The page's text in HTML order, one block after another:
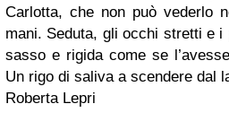
Carlotta, che non può vederlo
mani. Seduta, gli occhi stretti e i
sasso e rigida come se
Un rigo di saliva a scendere dal
Roberta Lepri